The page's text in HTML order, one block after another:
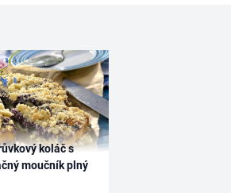
koláč s
moučník plný